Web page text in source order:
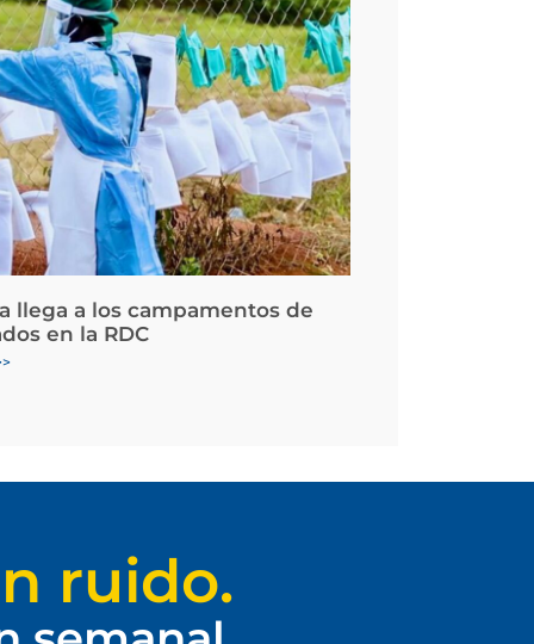
llega a los campamentos de
en la RDC
ruido.